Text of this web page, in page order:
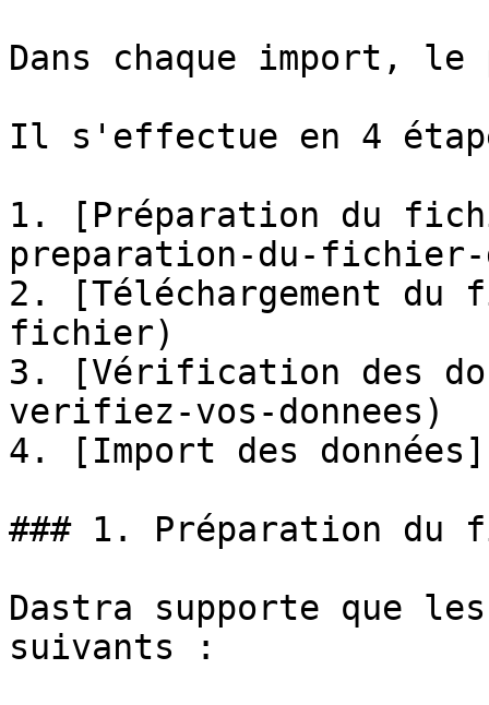
Dans chaque import, le
Il s'effectue en 4
1. [Préparation du
preparation-du-fichier-
2. [Téléchargement
fichier)
3. [Vérification des
verifiez-vos-donnees)
4. [Import des
### 1. Préparation du
Dastra supporte que
suivants :